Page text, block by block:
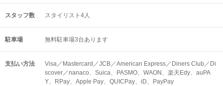
スタッフ数 スタイリスト4人
駐車場 無料駐車場3台あります
支払い方法
Visa／Mastercard／JCB／American Express／Diners Club／Di
scover／nanaco、Suica、PASMO、WAON、楽天Edy、auPA
Y、RPay、Apple Pay、QUICPay、iD、PayPay